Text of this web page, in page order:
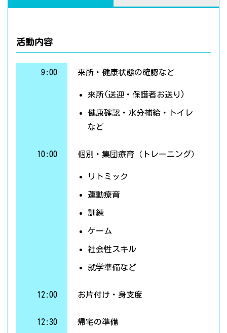
活動内容
9:00 来所・健康状態の確認など
来所(送迎・保護者お送り)
健康確認・水分補給・トイレ
など
10:00 個別・集団療育（トレーニング）
リトミック
運動療育
訓練
ゲーム
社会性スキル
就学準備など
12:00 お片付け・身支度
12:30 帰宅の準備